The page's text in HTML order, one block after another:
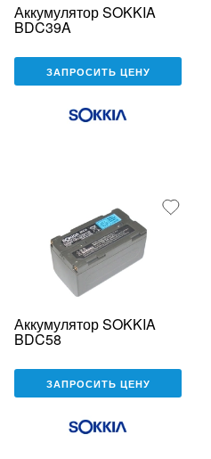
Аккумулятор SOKKIA
BDC39A
ЗАПРОСИТЬ ЦЕНУ
Аккумулятор SOKKIA
BDC58
ЗАПРОСИТЬ ЦЕНУ